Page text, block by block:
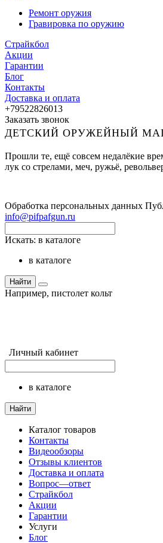
Ремонт оружия
Гравировка по оружию
Страйкбол
Акции
Гарантии
Блог
Контакты
Доставка и оплата
+79522826013
Заказать звонок
ДЕТСКИЙ ОРУЖЕЙНЫЙ
Прошли те, ещё совсем недалёкие
лук со стрелами, меч, ружьё,
Обработка персональных данных
info@pifpafgun.ru
Искать: в каталоге
в каталоге
Найти
Например, пистолет кольт
Личный кабинет
в каталоге
Найти
Каталог товаров
Контакты
Видеообзоры
Отзывы клиентов
Доставка и оплата
Вопрос—ответ
Страйкбол
Акции
Гарантии
Услуги
Блог